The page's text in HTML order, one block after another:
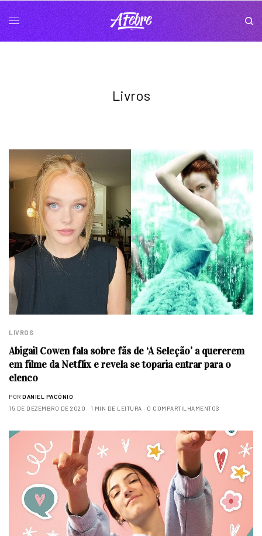
Livros
LIVROS
Abigail Cowen fala sobre fãs de ‘A Seleção’ a quererem
em filme da Netflix e revela se toparia entrar para o
elenco
POR DANIEL PACÔNIO
15 DE DEZEMBRO DE 2020
1 MIN DE LEITURA 0 COMPARTILHAMENTOS